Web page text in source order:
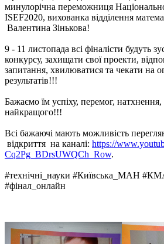
минулорічна переможниця
ISEF2020, вихованка відділення
Валентина Зінькова!
9 - 11 листопада всі фіналісти будуть
конкурсу, захищати свої проекти,
запитання, хвилюватися та чекати на
результатів!!!
Бажаємо їм успіху, перемог,
найкращого!!!
Всі бажаючі мають можливість
відкриття на каналі: https://
Cq2Pg_BDrsUWQCh_Row.
#технічні_науки #Київська_МАН
#фінал_онлайн